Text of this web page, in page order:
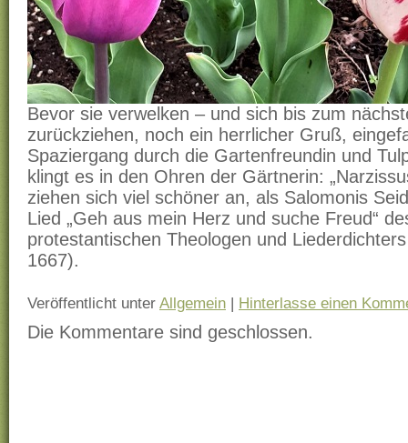
Bevor sie verwelken – und sich bis zum
zurückziehen, noch ein herrlicher Gruß,
Spaziergang durch die Gartenfreundin und
klingt es in den Ohren der Gärtnerin:
ziehen sich viel schöner an, als Salomonis
Lied „Geh aus mein Herz und suche Freud“
protestantischen Theologen und
1667).
Veröffentlicht unter Allgemein | Hinterlasse einen
Die Kommentare sind geschlossen.